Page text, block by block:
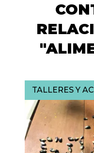
TALLERES Y